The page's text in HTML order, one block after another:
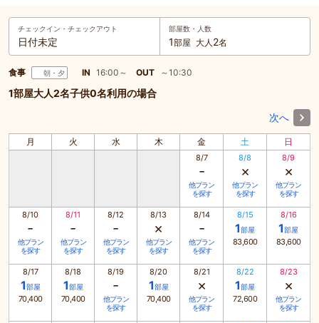
チェックイン・ チェックアウト
日付未定
部屋数・人数
1部屋 大人 2名
食事 朝・夕 IN 16:00～ OUT ～10:30
1部屋大人2名子供0名利用の場合
次へ
月 火 水 木 金 土 日
8/7
-
他プラン
を探す
8/8
×
他プラン
を探す
8/9
×
他プラン
を探す
8/10
-
他プラン
を探す
8/11
-
他プラン
を探す
8/12
-
他プラン
を探す
8/13
×
他プラン
を探す
8/14
-
他プラン
を探す
8/15
1部屋
83,600
8/16
1部屋
83,600
8/17
1部屋
70,400
8/18
1部屋
70,400
8/19
-
他プラン
を探す
8/20
1部屋
70,400
8/21
×
他プラン
を探す
8/22
1部屋
72,600
8/23
×
他プラン
を探す